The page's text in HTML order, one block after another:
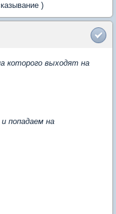
)
которого выходят на
попадаем на